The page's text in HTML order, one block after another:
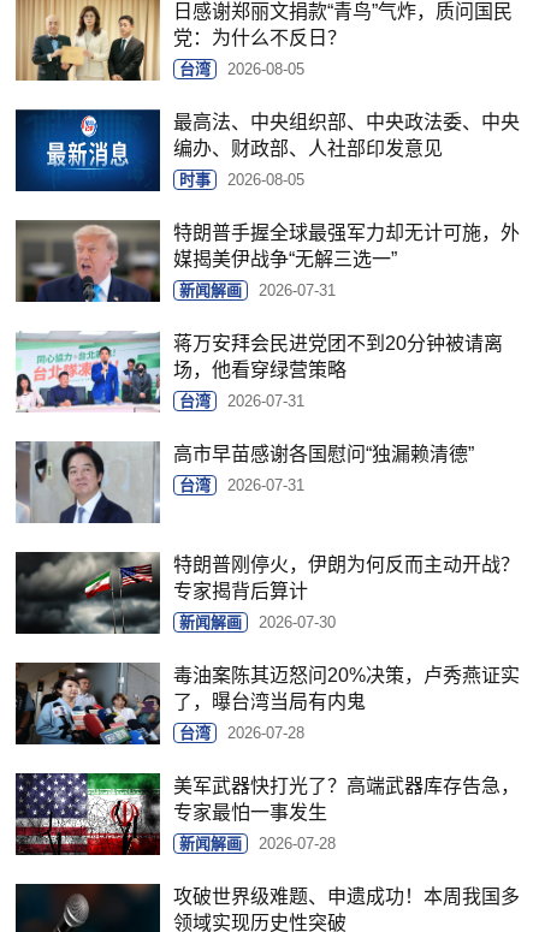
日感谢郑丽文捐款“青鸟”气炸，质问国民
党：为什么不反日？
台湾 2026-08-05
最高法、中央组织部、中央政法委、中央
编办、财政部、人社部印发意见
时事 2026-08-05
特朗普手握全球最强军力却无计可施，外
媒揭美伊战争“无解三选一”
新闻解画 2026-07-31
蒋万安拜会民进党团不到20分钟被请离
场，他看穿绿营策略
台湾 2026-07-31
高市早苗感谢各国慰问“独漏赖清德”
台湾 2026-07-31
特朗普刚停火，伊朗为何反而主动开战？
专家揭背后算计
新闻解画 2026-07-30
毒油案陈其迈怒问20%决策，卢秀燕证实
了，曝台湾当局有内鬼
台湾 2026-07-28
美军武器快打光了？高端武器库存告急，
专家最怕一事发生
新闻解画 2026-07-28
攻破世界级难题、申遗成功！本周我国多
领域实现历史性突破